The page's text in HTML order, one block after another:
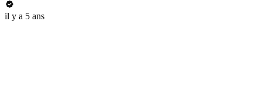
il y a 5 ans